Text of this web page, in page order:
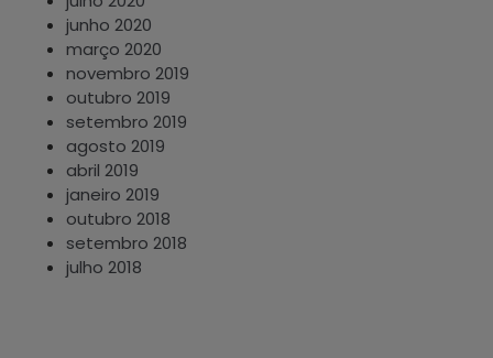
junho 2020
março 2020
novembro 2019
outubro 2019
setembro 2019
agosto 2019
abril 2019
janeiro 2019
outubro 2018
setembro 2018
julho 2018